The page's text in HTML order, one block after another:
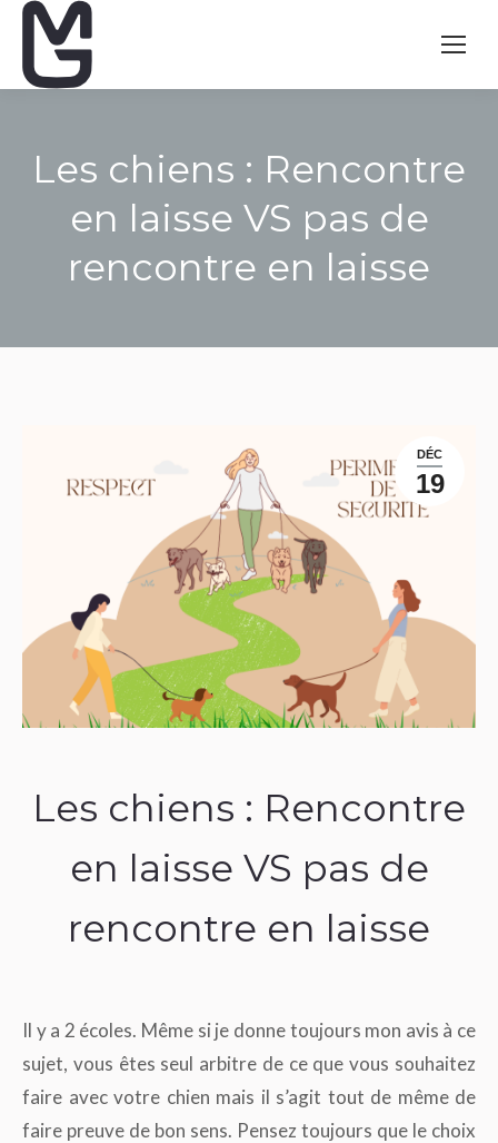
Les chiens : Rencontre
en laisse VS pas de
rencontre en laisse
DÉC
19
Les chiens : Rencontre
en laisse VS pas de
rencontre en laisse
Il y a 2 écoles. Même si je donne toujours mon avis à ce
sujet, vous êtes seul arbitre de ce que vous souhaitez
faire avec votre chien mais il s’agit tout de même de
faire preuve de bon sens. Pensez toujours que le choix